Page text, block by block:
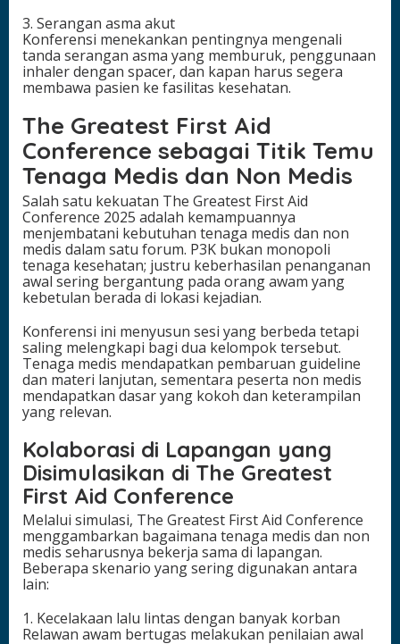
3. Serangan asma akut
Konferensi menekankan pentingnya mengenali
tanda serangan asma yang memburuk, penggunaan
inhaler dengan spacer, dan kapan harus segera
membawa pasien ke fasilitas kesehatan.
The Greatest First Aid
Conference sebagai Titik Temu
Tenaga Medis dan Non Medis
Salah satu kekuatan The Greatest First Aid
Conference 2025 adalah kemampuannya
menjembatani kebutuhan tenaga medis dan non
medis dalam satu forum. P3K bukan monopoli
tenaga kesehatan; justru keberhasilan penanganan
awal sering bergantung pada orang awam yang
kebetulan berada di lokasi kejadian.
Konferensi ini menyusun sesi yang berbeda tetapi
saling melengkapi bagi dua kelompok tersebut.
Tenaga medis mendapatkan pembaruan guideline
dan materi lanjutan, sementara peserta non medis
mendapatkan dasar yang kokoh dan keterampilan
yang relevan.
Kolaborasi di Lapangan yang
Disimulasikan di The Greatest
First Aid Conference
Melalui simulasi, The Greatest First Aid Conference
menggambarkan bagaimana tenaga medis dan non
medis seharusnya bekerja sama di lapangan.
Beberapa skenario yang sering digunakan antara
lain:
1. Kecelakaan lalu lintas dengan banyak korban
Relawan awam bertugas melakukan penilaian awal